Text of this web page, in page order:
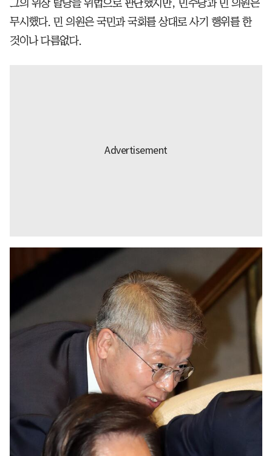
그의 위장 탈당을 위법으로 판단했지만, 민주당과 민 의원은
무시했다. 민 의원은 국민과 국회를 상대로 사기 행위를 한
것이나 다름없다.